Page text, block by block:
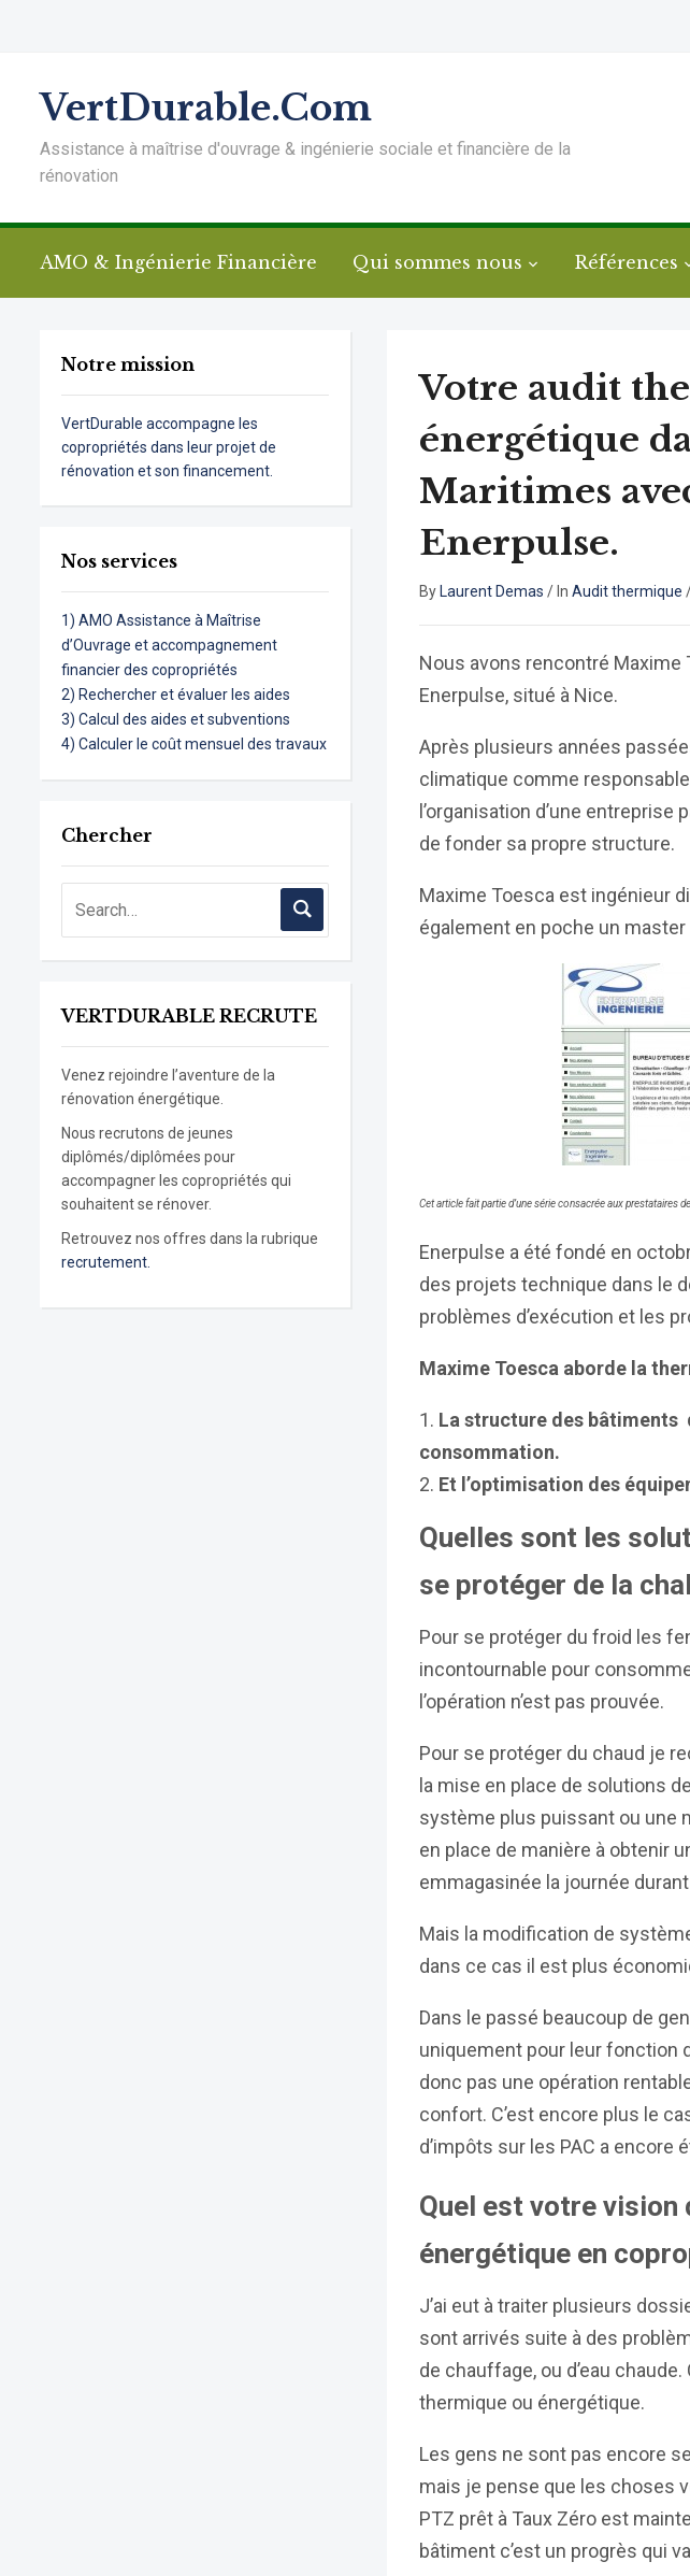
VertDurable.Com
Assistance à maîtrise d'ouvrage & ingénierie sociale et financière de la
rénovation
AMO & Ingénierie Financière Qui sommes nous Références
Notre mission
VertDurable accompagne les
copropriétés dans leur projet de
rénovation et son financement.
Nos services
1) AMO Assistance à Maîtrise
d’Ouvrage et accompagnement
financier des copropriétés
2) Rechercher et évaluer les aides
3) Calcul des aides et subventions
4) Calculer le coût mensuel des travaux
Chercher
VERTDURABLE RECRUTE
Venez rejoindre l’aventure de la
rénovation énergétique.
Nous recrutons de jeunes
diplômés/diplômées pour
accompagner les copropriétés qui
souhaitent se rénover.
Retrouvez nos offres dans la rubrique
recrutement.
Votre audit
énergétique
Maritimes
Enerpulse.
By Laurent Demas / In Audit thermique
Nous avons rencontré Maxime
Enerpulse, situé à Nice.
Après plusieurs années
climatique comme
l’organisation d’une
de fonder sa propre structure.
Maxime Toesca est ingénieur
également en poche un
Cet article fait partie d’une série consacrée aux prestataires
Enerpulse a été fondé en
des projets technique dans le
problèmes d’exécution et les
Maxime Toesca aborde la
La structure des bâtiments
consommation.
Et l’optimisation des
Quelles sont les
se protéger de la
Pour se protéger du froid les
incontournable pour
l’opération n’est pas prouvée.
Pour se protéger du chaud je
la mise en place de solutions
système plus puissant ou une
en place de manière à obtenir
emmagasinée la journée
Mais la modification de
dans ce cas il est plus
Dans le passé beaucoup de
uniquement pour leur fonction
donc pas une opération
confort. C’est encore plus le
d’impôts sur les PAC a encore
Quel est votre vision
énergétique en
J’ai eut à traiter plusieurs
sont arrivés suite à des
de chauffage, ou d’eau
thermique ou énergétique.
Les gens ne sont pas encore
mais je pense que les choses
PTZ prêt à Taux Zéro est
bâtiment c’est un progrès qui